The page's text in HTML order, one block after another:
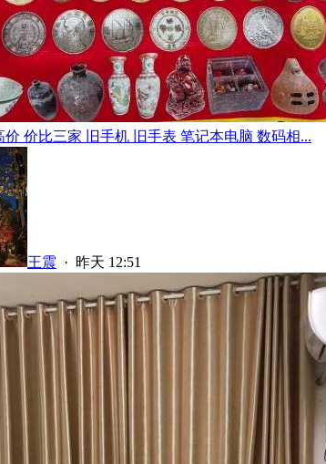
价 价比三家 旧手机 旧手表 笔记本电脑 数码相...
王震 · 昨天 12:51